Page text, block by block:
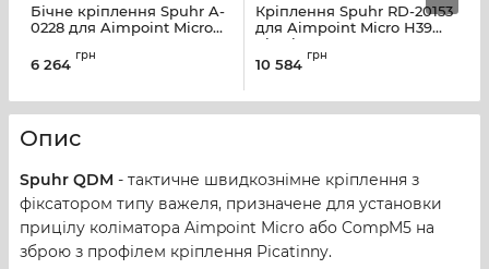
Бічне кріплення Spuhr A-
0228 для Aimpoint Micro
6 264
грн
Кріплення Spuhr RD-20153
для Aimpoint Micro Н39
Picatinny
10 584
грн
Опис
Spuhr QDM - тактичне швидкознімне кріплення з
фіксатором типу важеля, призначене для установки
прицілу коліматора Aimpoint Micro або CompM5 на
зброю з профілем кріплення Picatinny.